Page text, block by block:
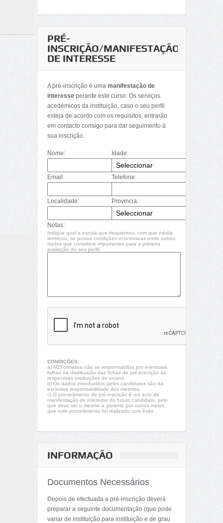
PRÉ-
INSCRIÇÃO/MANIFESTAÇÃO
DE INTERESSE
A pré-inscrição é uma manifestação de
interesse perante este curso. Os serviços
acedémicos da instituição, caso o seu perfil
esteja de acordo com os requisitos, entrarão
em contacto consigo para dar seguimento à
sua inscrição.
Nome:
Email:
Localidade:
Idade:
Telefone:
Provincia:
Notas:
Indique qual a escola que frequentou, com que média
terminou, se possui condições económicas entre outros
dados que considere importantes para a primeira
avaliação do seu perfil.
CONDIÇÕES:
a) MZFormativa não se responsabiliza por eventuais
falhas na distribuição das fichas de pré-inscrição às
respectivas instituições de ensino.
b) Os dados introduzidos pelos candidatos são da
exclusiva responsabilidade dos mesmos.
c) O procedimento de pré-inscrição é um acto de
manifestação de interesse do futuro candidato, pelo
que deve ser o mesmo a garantir, por outros meios,
que este procedimento foi realizado com êxito.
INFORMAÇÃO
Documentos Necessários
Depois de efectuada a pré-inscrição deverá
preparar a seguinte documentação (que pode
variar de instituição para instituição e de grau